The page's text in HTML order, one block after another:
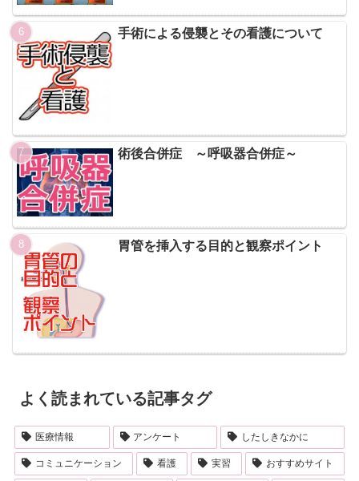
手術による侵襲とその看護について
術後合併症 ～呼吸器合併症～
胃管を挿入する目的と観察ポイント
よく読まれている記事タグ
医療情報 アンケート したしきなかに
コミュニケーション 看護 実習 おすすめサイト